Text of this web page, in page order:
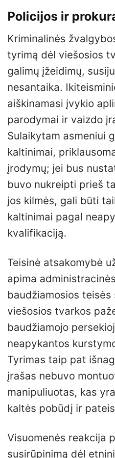
Policijos ir
Kriminalinės
tyrimą dėl viešosios
galimų įžeidimų,
nesantaika.
aiškinamasi įvykio
parodymai ir vaizdo
Sulaikytam asmeniui
kaltinimai,
įrodymų; jei bus
buvo nukreipti prieš
jos kilmės, gali būti
kaltinimai pagal
kvalifikaciją.
Teisinė atsakomybė
apima
baudžiamosios teisės
viešosios tvarkos
baudžiamojo
neapykantos
Tyrimas taip pat
įrašas nebuvo
manipuliuotas, kas
kaltės pobūdį ir
Visuomenės reakcija
susirūpinimą dėl